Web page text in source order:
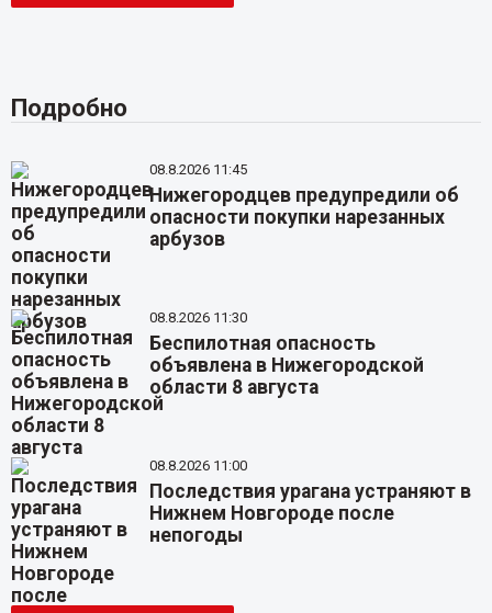
Подробно
08.8.2026 11:45
Нижегородцев предупредили об
опасности покупки нарезанных
арбузов
08.8.2026 11:30
Беспилотная опасность
объявлена в Нижегородской
области 8 августа
08.8.2026 11:00
Последствия урагана устраняют в
Нижнем Новгороде после
непогоды